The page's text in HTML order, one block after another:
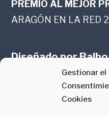
Gestionar el
Cookies
PREMIO AL MEJOR
ARAGÓN EN LA RED
Diseñado por
online en Zaragoza